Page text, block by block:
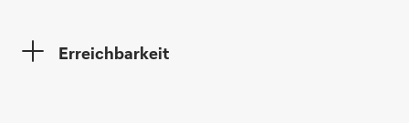
Erreichbarkeit